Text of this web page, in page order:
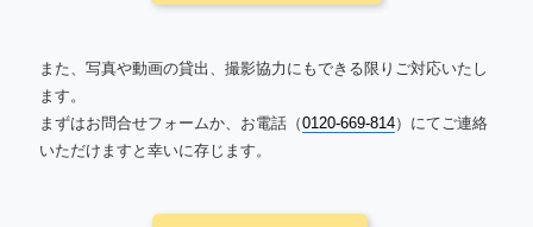
また、写真や動画の貸出、撮影協力にもできる限りご対応いたし
ます。
まずはお問合せフォームか、お電話（0120-669-814）にてご連絡
いただけますと幸いに存じます。